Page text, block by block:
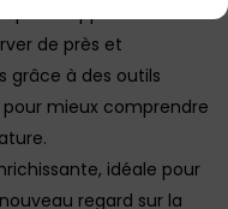
apprennent à
de près et
grâce à des outils
mieux comprendre
idéale pour
regard sur la